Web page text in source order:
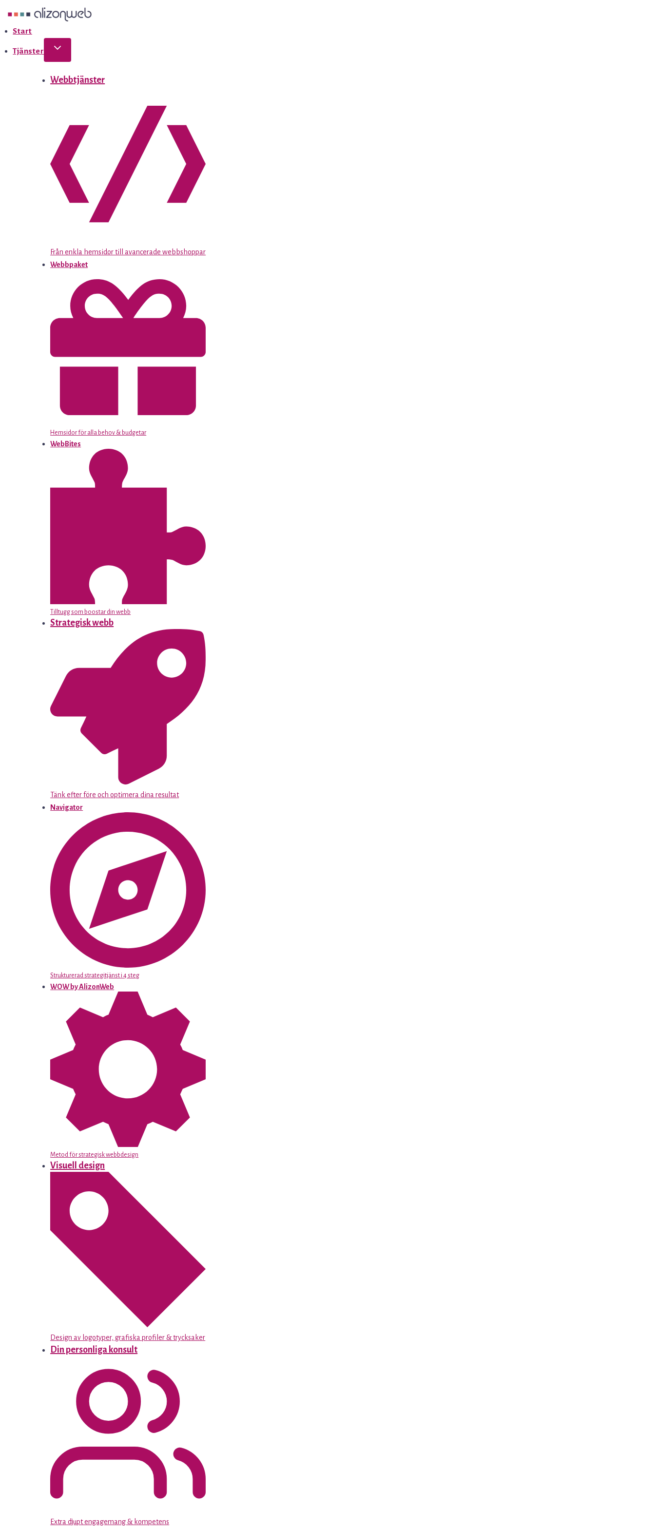
innehållet
Start
Tjänster
Webbtjänster
Från enkla hemsidor till avancerade webbshoppar
Webbpaket
Hemsidor för alla behov & budgetar
WebBites
Tilltugg som boostar din webb
Strategisk webb
Tänk efter före och optimera dina resultat
Navigator
Strukturerad strategitjänst i 4 steg
WOW by AlizonWeb
Metod för strategisk webbdesign
Visuell design
Design av logotyper, grafiska profiler & trycksaker
Din personliga konsult
Extra djupt engagemang & kompetens